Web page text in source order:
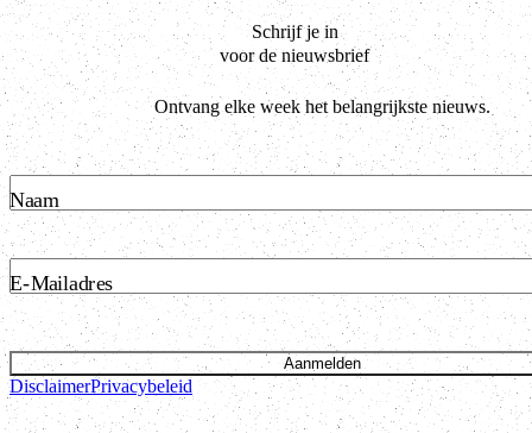
Schrijf je in
voor de nieuwsbrief
Ontvang elke week het belangrijkste nieuws.
Naam
E-Mailadres
Aanmelden
DisclaimerPrivacybeleid